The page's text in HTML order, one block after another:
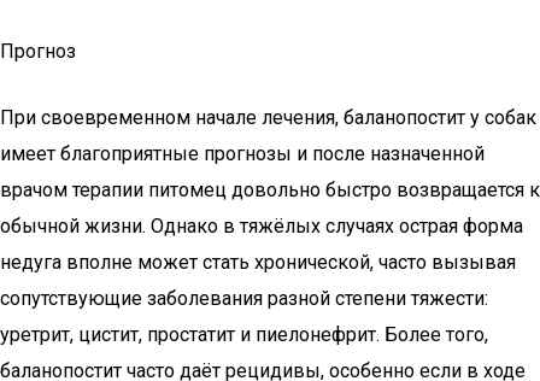
Прогноз
При своевременном начале лечения, баланопостит у собак
имеет благоприятные прогнозы и после назначенной
врачом терапии питомец довольно быстро возвращается к
обычной жизни. Однако в тяжёлых случаях острая форма
недуга вполне может стать хронической, часто вызывая
сопутствующие заболевания разной степени тяжести:
уретрит, цистит, простатит и пиелонефрит. Более того,
баланопостит часто даёт рецидивы, особенно если в ходе